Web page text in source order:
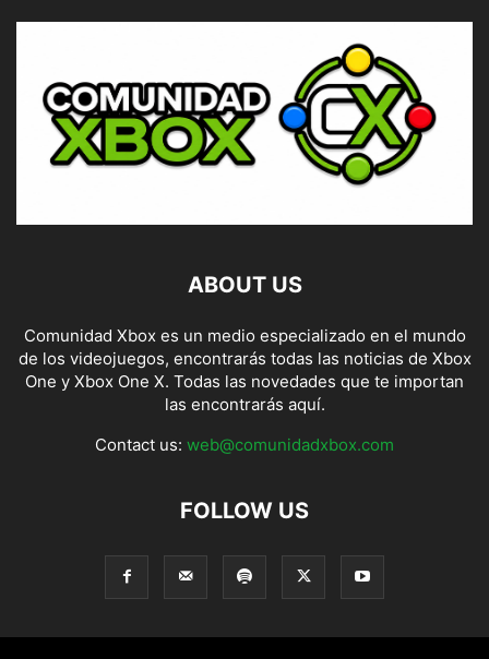
ABOUT US
Comunidad Xbox es un medio especializado en el mundo
de los videojuegos, encontrarás todas las noticias de Xbox
One y Xbox One X. Todas las novedades que te importan
las encontrarás aquí.
Contact us: web@comunidadxbox.com
FOLLOW US